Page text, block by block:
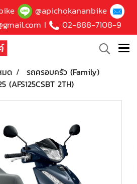
@apichokananbike
I 02-888-7108-9
มด
รถครอบครัว (Family)
(AFS125CSBT 2TH)